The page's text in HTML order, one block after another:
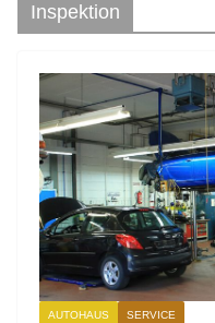
Inspektion
AUTOHAUS SERVICE